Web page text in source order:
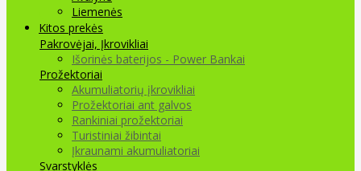
Liemenės
Kitos prekės
Pakrovėjai, Įkrovikliai
Išorinės baterijos - Power Bankai
Prožektoriai
Akumuliatorių įkrovikliai
Prožektoriai ant galvos
Rankiniai prožektoriai
Turistiniai žibintai
Įkraunami akumuliatoriai
Svarstyklės